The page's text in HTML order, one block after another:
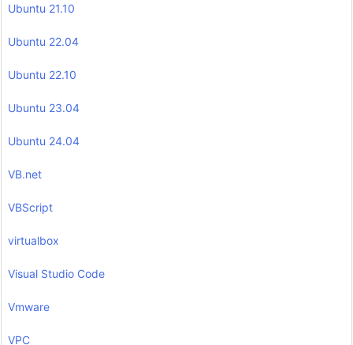
Ubuntu 21.10
Ubuntu 22.04
Ubuntu 22.10
Ubuntu 23.04
Ubuntu 24.04
VB.net
VBScript
virtualbox
Visual Studio Code
Vmware
VPC